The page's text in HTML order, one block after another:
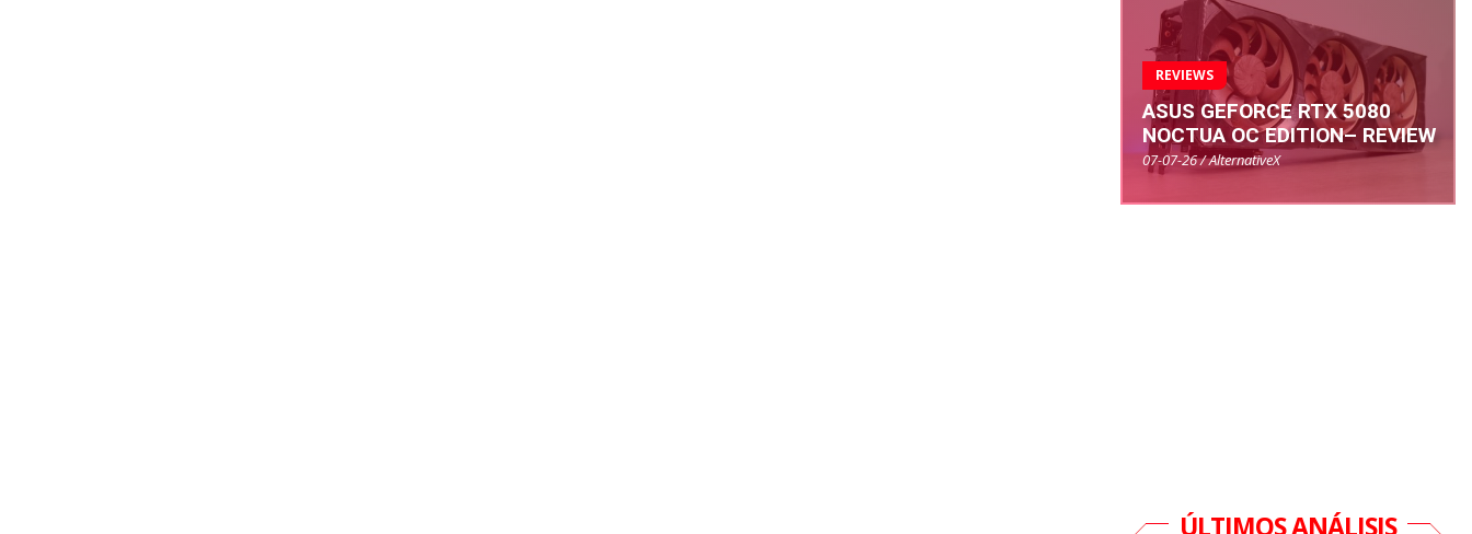
REVIEWS
ASUS GEFORCE RTX 5080
NOCTUA OC EDITION– REVIEW
07-07-26 / AlternativeX
ÚLTIMOS ANÁLISIS